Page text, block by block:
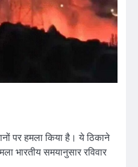
पर हमला किया है। ये ठिकाने
भारतीय समयानुसार रविवार